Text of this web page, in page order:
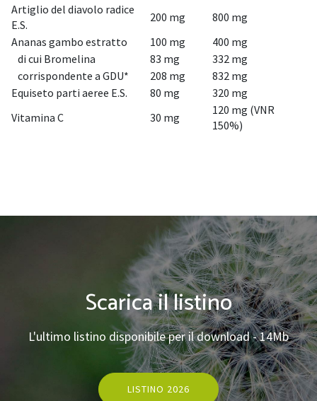
Artiglio del diavolo radice
E.S.
200 mg
800 mg
Ananas gambo estratto
100 mg
400 mg
di cui Bromelina
83 mg
332 mg
corrispondente a GDU*
208 mg
832 mg
Equiseto parti aeree E.S.
80 mg
320 mg
Vitamina C
30 mg
120 mg (VNR
150%)
Scarica il listino
L'ultimo listino disponibile per il download - 14Mb
LISTINO 2026